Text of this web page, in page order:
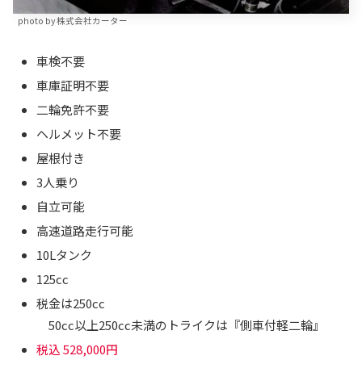
photo by 株式会社カーター
車検不要
車庫証明不要
二輪免許不要
ヘルメット不要
屋根付き
3人乗り
自立可能
高速道路走行可能
10Lタンク
125cc
税金は250cc
50cc以上250cc未満のトライクは『側車付軽二輪』
税込 528,000円